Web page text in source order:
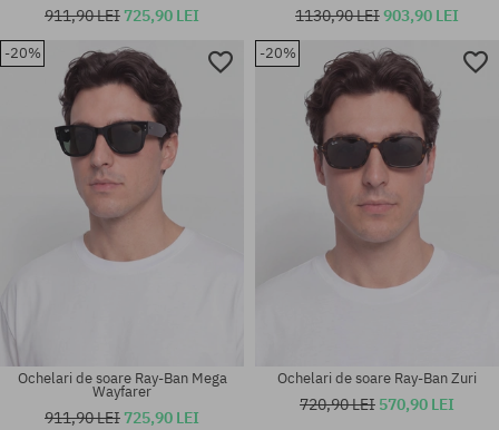
Mărimi existente:
Mărimi existente:
911,90 LEI 725,90 LEI 1130,90 LEI903,90 LEI
-20%
Ochelari de soare Ray-Ban Mega
Wayfarer
911,90 LEI 725,90 LEI
-20%
Ochelari de soare Ray-Ban Zuri
720,90 LEI 570,90 LEI